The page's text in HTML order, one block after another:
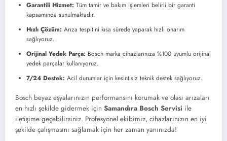
Garantili Hizmet: Tüm tamir ve bakım işlemleri belirli bir garanti
kapsamında sunulmaktadır.
Hızlı Çözüm: Arıza tespitini kısa sürede yaparak hızlı onarım
sağlıyoruz.
Orijinal Yedek Parça: Bosch marka cihazlarınıza %100 uyumlu orijinal
yedek parçalar kullanıyoruz.
7/24 Destek: Acil durumlar için kesintisiz teknik destek sağlıyoruz.
Bosch beyaz eşyalarınızın performansını korumak ve olası arızaları
en hızlı şekilde gidermek için Samandıra Bosch Servisi ile
iletişime geçebilirsiniz. Profesyonel ekibimiz, cihazlarınızın en iyi
şekilde çalışmasını sağlamak için her zaman yanınızda!